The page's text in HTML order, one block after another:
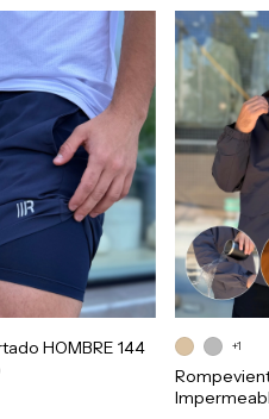
HOMBRE 144
+1